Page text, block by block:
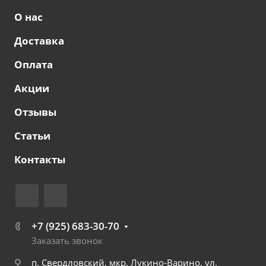
О нас
Доставка
Оплата
Акции
Отзывы
Статьи
Контакты
+7 (925) 683-30-70
Заказать звонок
п. Свердловский, мкр. Лукино-Варино, ул.